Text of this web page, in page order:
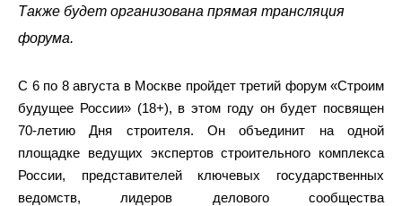
Также будет организована прямая трансляция
форума.
С 6 по 8 августа в Москве пройдет третий форум «Строим
будущее России» (18+), в этом году он будет посвящен
70-летию Дня строителя. Он объединит на одной
площадке ведущих экспертов строительного комплекса
России, представителей ключевых государственных
ведомств, лидеров делового сообщества